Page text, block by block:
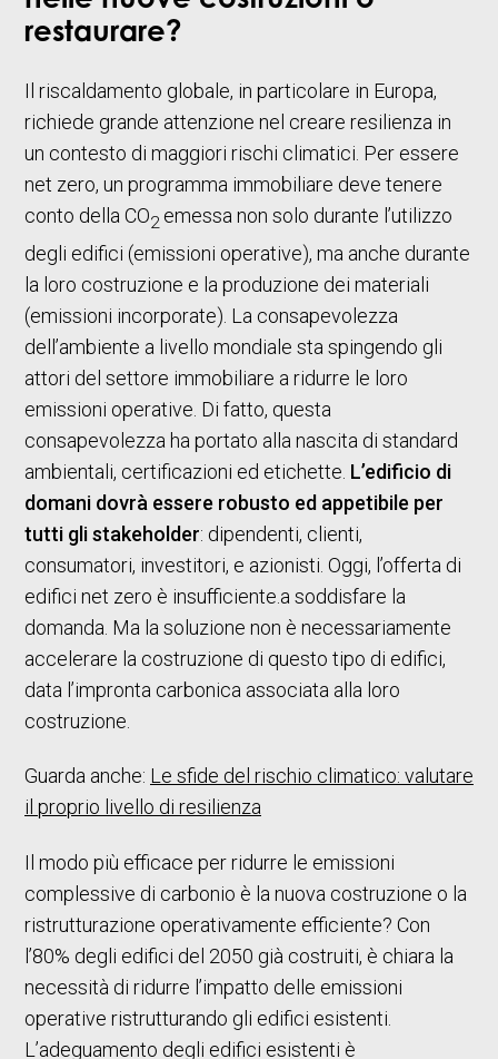
restaurare?
Il riscaldamento globale, in particolare in Europa,
richiede grande attenzione nel creare resilienza in
un contesto di maggiori rischi climatici. Per essere
net zero, un programma immobiliare deve tenere
conto della CO2 emessa non solo durante l’utilizzo
degli edifici (emissioni operative), ma anche durante
la loro costruzione e la produzione dei materiali
(emissioni incorporate). La consapevolezza
dell’ambiente a livello mondiale sta spingendo gli
attori del settore immobiliare a ridurre le loro
emissioni operative. Di fatto, questa
consapevolezza ha portato alla nascita di standard
ambientali, certificazioni ed etichette. L’edificio di
domani dovrà essere robusto ed appetibile per
tutti gli stakeholder: dipendenti, clienti,
consumatori, investitori, e azionisti. Oggi, l’offerta di
edifici net zero è insufficiente.a soddisfare la
domanda. Ma la soluzione non è necessariamente
accelerare la costruzione di questo tipo di edifici,
data l’impronta carbonica associata alla loro
costruzione.
Guarda anche: Le sfide del rischio climatico: valutare
il proprio livello di resilienza
Il modo più efficace per ridurre le emissioni
complessive di carbonio è la nuova costruzione o la
ristrutturazione operativamente efficiente? Con
l’80% degli edifici del 2050 già costruiti, è chiara la
necessità di ridurre l’impatto delle emissioni
operative ristrutturando gli edifici esistenti.
L’adeguamento degli edifici esistenti è